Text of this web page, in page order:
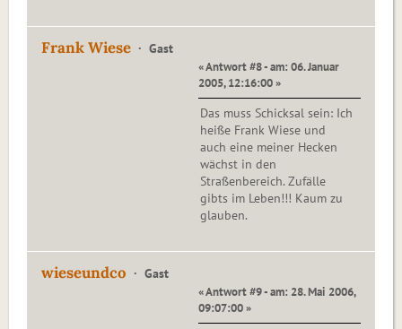
Frank Wiese Gast
« Antwort #8 - am: 06. Januar
2005, 12:16:00 »
Das muss Schicksal sein: Ich
heiße Frank Wiese und
auch eine meiner Hecken
wächst in den
Straßenbereich. Zufälle
gibts im Leben!!! Kaum zu
glauben.
wieseundco Gast
« Antwort #9 - am: 28. Mai 2006,
09:07:00 »